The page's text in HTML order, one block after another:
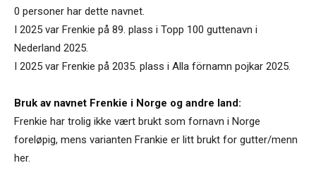
0 personer har dette navnet.
I 2025 var Frenkie på 89. plass i Topp 100 guttenavn i
Nederland 2025.
I 2025 var Frenkie på 2035. plass i Alla förnamn pojkar 2025.
Bruk av navnet Frenkie i Norge og andre land:
Frenkie har trolig ikke vært brukt som fornavn i Norge
foreløpig, mens varianten Frankie er litt brukt for gutter/menn
her.